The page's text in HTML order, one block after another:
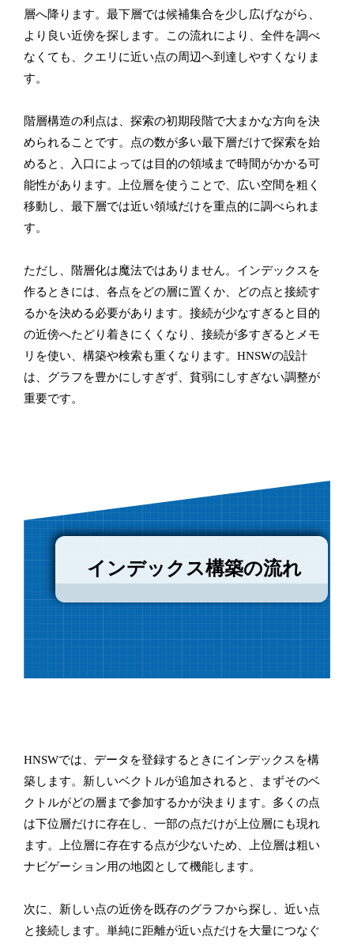
層へ降ります。最下層では候補集合を少し広げながら、
より良い近傍を探します。この流れにより、全件を調べ
なくても、クエリに近い点の周辺へ到達しやすくなりま
す。
階層構造の利点は、探索の初期段階で大まかな方向を決
められることです。点の数が多い最下層だけで探索を始
めると、入口によっては目的の領域まで時間がかかる可
能性があります。上位層を使うことで、広い空間を粗く
移動し、最下層では近い領域だけを重点的に調べられま
す。
ただし、階層化は魔法ではありません。インデックスを
作るときには、各点をどの層に置くか、どの点と接続す
るかを決める必要があります。接続が少なすぎると目的
の近傍へたどり着きにくくなり、接続が多すぎるとメモ
リを使い、構築や検索も重くなります。HNSWの設計
は、グラフを豊かにしすぎず、貧弱にしすぎない調整が
重要です。
インデックス構築の流れ
HNSWでは、データを登録するときにインデックスを構
築します。新しいベクトルが追加されると、まずそのベ
クトルがどの層まで参加するかが決まります。多くの点
は下位層だけに存在し、一部の点だけが上位層にも現れ
ます。上位層に存在する点が少ないため、上位層は粗い
ナビゲーション用の地図として機能します。
次に、新しい点の近傍を既存のグラフから探し、近い点
と接続します。単純に距離が近い点だけを大量につなぐ